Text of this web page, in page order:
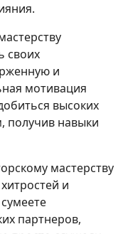
своих
и
мотивация
высоких
получив навыки
мастерству
и
партнеров,